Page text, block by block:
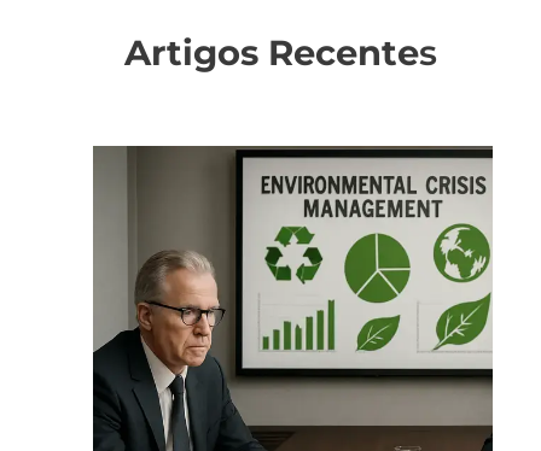
Artigos Recentes